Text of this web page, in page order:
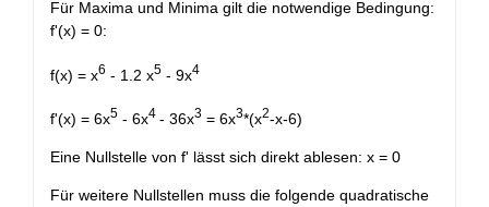
Für Maxima und Minima gilt die notwendige Bedingung:
f'(x) = 0:
f(x) = x6 - 1.2 x5 - 9x4
f'(x) = 6x5 - 6x4 - 36x3 = 6x3*(x2-x-6)
Eine Nullstelle von f' lässt sich direkt ablesen: x = 0
Für weitere Nullstellen muss die folgende quadratische